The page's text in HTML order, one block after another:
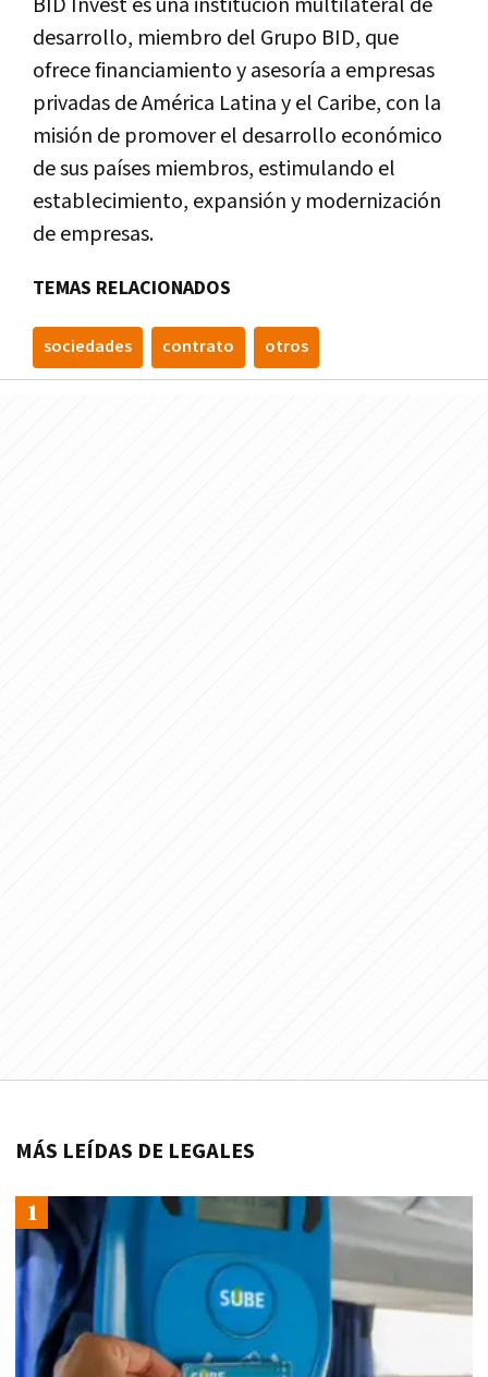
desarrollo, miembro del Grupo BID, que
ofrece financiamiento y asesoría a empresas
privadas de América Latina y el Caribe, con la
misión de promover el desarrollo económico
de sus países miembros, estimulando el
establecimiento, expansión y modernización
de empresas.
TEMAS RELACIONADOS
sociedades contrato otros
MÁS LEÍDAS DE LEGALES